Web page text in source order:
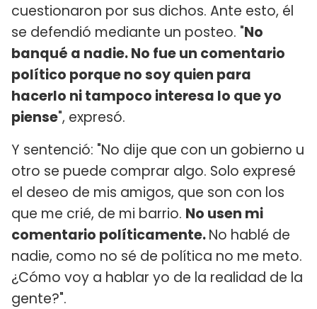
cuestionaron por sus dichos. Ante esto, él
se defendió mediante un posteo. "No
banqué a nadie. No fue un comentario
político porque no soy quien para
hacerlo ni tampoco interesa lo que yo
piense", expresó.
Y sentenció: "No dije que con un gobierno u
otro se puede comprar algo. Solo expresé
el deseo de mis amigos, que son con los
que me crié, de mi barrio. No usen mi
comentario políticamente.No hablé de
nadie, como no sé de política no me meto.
¿Cómo voy a hablar yo de la realidad de la
gente?".